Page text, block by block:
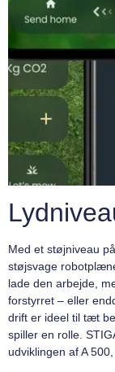
Med et støjniveau
støjsvage
lade den arbejde,
forstyrret – eller
drift er ideel til tæt
spiller en rolle.
udviklingen af A